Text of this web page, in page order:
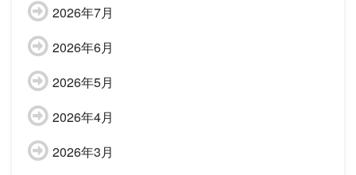
2026年7月
2026年6月
2026年5月
2026年4月
2026年3月